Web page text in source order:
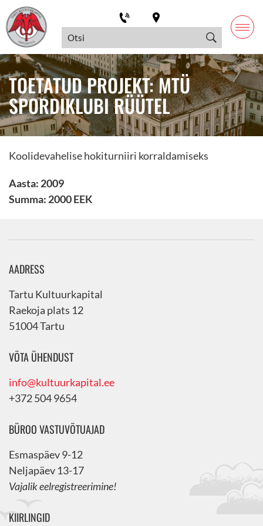
TOETATUD PROJEKT: MTÜ
SPORDIKLUBI RÜÜTEL
Koolidevahelise hokiturniiri korraldamiseks
Aasta: 2009
Summa: 2000 EEK
AADRESS
Tartu Kultuurkapital
Raekoja plats 12
51004 Tartu
VÕTA ÜHENDUST
info@kultuurkapital.ee
+372 504 9654
BÜROO VASTUVÕTUAJAD
Esmaspäev 9-12
Neljapäev 13-17
Vajalik eelregistreerimine!
KIIRLINGID